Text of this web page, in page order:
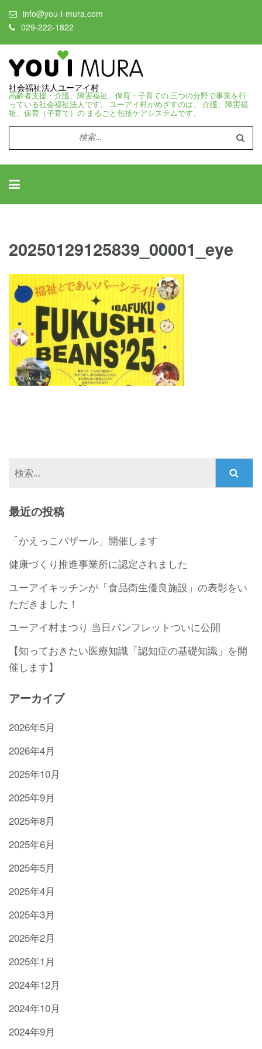
info@you-i-mura.com
029-222-1822
社会福祉法人ユーアイ村
高齢者支援・介護、障害福祉、保育・子育ての 三つの分野で事業を行
っている社会福祉法人です。 ユーアイ村がめざすのは、 介護、障害福
祉、保育（子育て）の まるごと包括ケアシステムです。
検
索:
20250129125839_00001_eye
最近の投稿
「かえっこバザール」開催します
健康づくり推進事業所に認定されました
ユーアイキッチンが「食品衛生優良施設」の表彰をい
ただきました！
ユーアイ村まつり 当日パンフレットついに公開
【知っておきたい医療知識「認知症の基礎知識」を開
催します】
アーカイブ
2026年5月
2026年4月
2025年10月
2025年9月
2025年8月
2025年6月
2025年5月
2025年4月
2025年3月
2025年2月
2025年1月
2024年12月
2024年10月
2024年9月